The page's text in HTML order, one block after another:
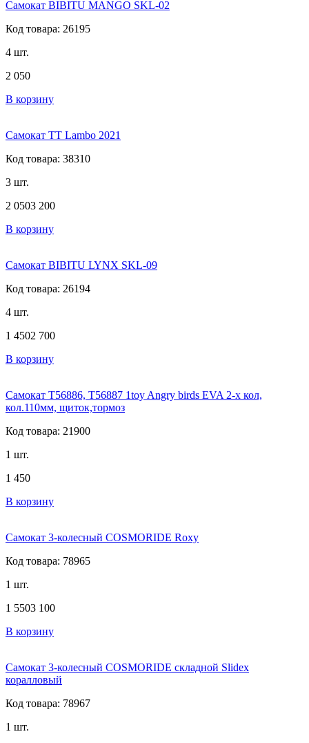
Самокат BIBITU MANGO SKL-02
Код товара: 26195
4 шт.
2 050
В корзину
Самокат TT Lambo 2021
Код товара: 38310
3 шт.
2 0503 200
В корзину
Самокат BIBITU LYNX SKL-09
Код товара: 26194
4 шт.
1 4502 700
В корзину
Самокат Т56886, T56887 1toy Angry birds EVA 2-х кол,
кол.110мм, щиток,тормоз
Код товара: 21900
1 шт.
1 450
В корзину
Самокат 3-колесный COSMORIDE Roxy
Код товара: 78965
1 шт.
1 5503 100
В корзину
Самокат 3-колесный COSMORIDE складной Slidex
коралловый
Код товара: 78967
1 шт.